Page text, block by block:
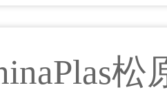
史上最大